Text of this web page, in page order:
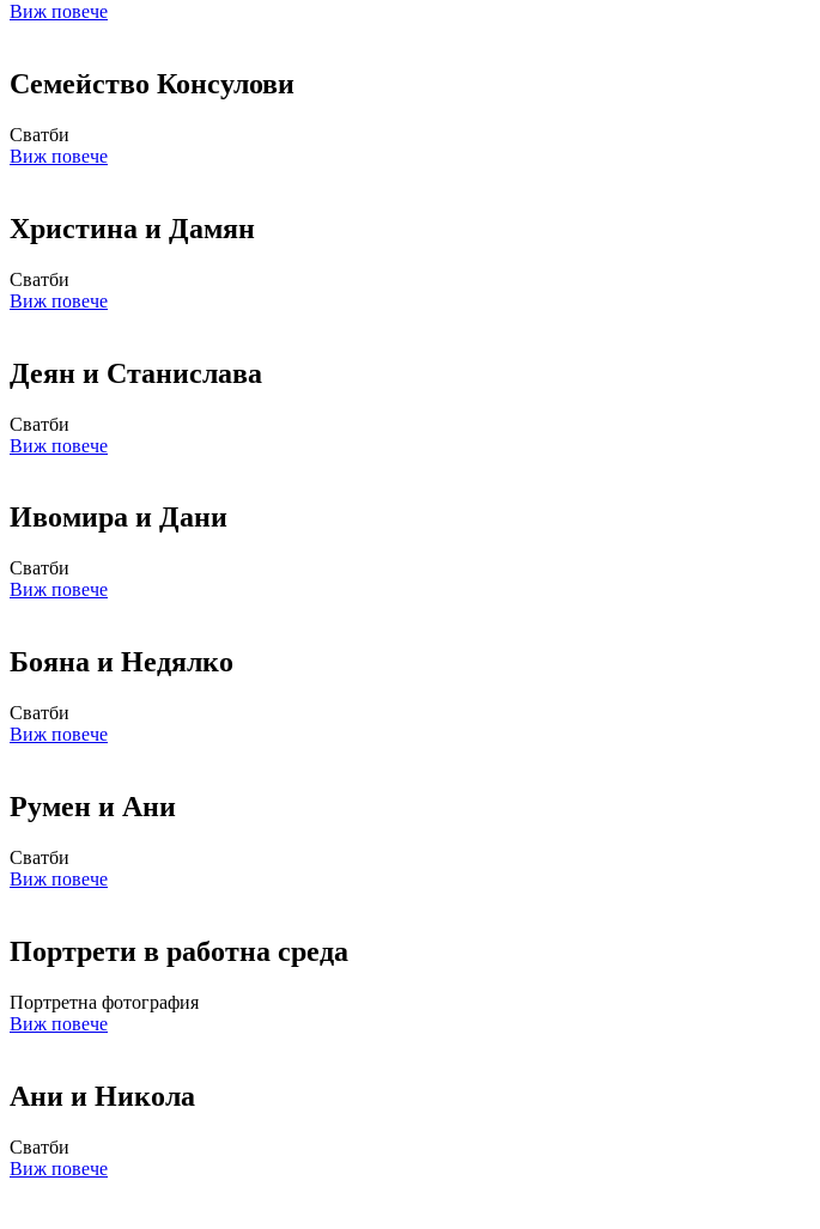
Виж повече
Семейство Консулови
Сватби
Виж повече
Христина и Дамян
Сватби
Виж повече
Деян и Станислава
Сватби
Виж повече
Ивомира и Дани
Сватби
Виж повече
Бояна и Недялко
Сватби
Виж повече
Румен и Ани
Сватби
Виж повече
Портрети в работна среда
Портретна фотография
Виж повече
Ани и Никола
Сватби
Виж повече